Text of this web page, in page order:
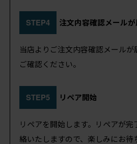
STEP4 注文内容確認メールが
当店よりご注文内容確認メール
ご確認ください。
STEP5 リペア開始
リペアを開始します。リペアが
絡いたしますので、楽しみにお待